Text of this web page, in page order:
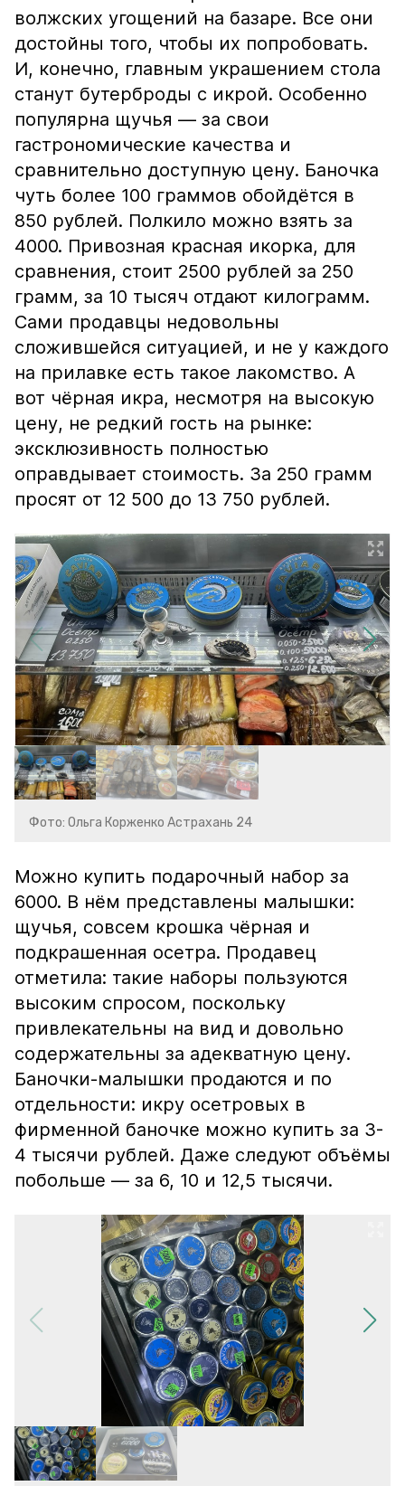
волжских угощений на базаре. Все они
достойны того, чтобы их попробовать.
И, конечно, главным украшением стола
станут бутерброды с икрой. Особенно
популярна щучья — за свои
гастрономические качества и
сравнительно доступную цену. Баночка
чуть более 100 граммов обойдётся в
850 рублей. Полкило можно взять за
4000. Привозная красная икорка, для
сравнения, стоит 2500 рублей за 250
грамм, за 10 тысяч отдают килограмм.
Сами продавцы недовольны
сложившейся ситуацией, и не у каждого
на прилавке есть такое лакомство. А
вот чёрная икра, несмотря на высокую
цену, не редкий гость на рынке:
эксклюзивность полностью
оправдывает стоимость. За 250 грамм
просят от 12 500 до 13 750 рублей.
Фото: Ольга Корженко Астрахань 24
Можно купить подарочный набор за
6000. В нём представлены малышки:
щучья, совсем крошка чёрная и
подкрашенная осетра. Продавец
отметила: такие наборы пользуются
высоким спросом, поскольку
привлекательны на вид и довольно
содержательны за адекватную цену.
Баночки-малышки продаются и по
отдельности: икру осетровых в
фирменной баночке можно купить за 3-
4 тысячи рублей. Даже следуют объёмы
побольше — за 6, 10 и 12,5 тысячи.